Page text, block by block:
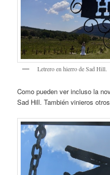
Letrero en hierro de Sad Hill.
Como pueden ver incluso la
Sad Hill. También vinieros